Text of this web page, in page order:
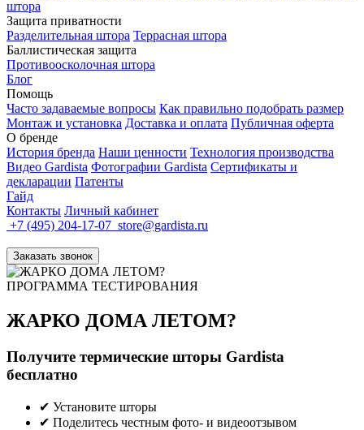
штора
Защита приватности
Разделительная штора Террасная штора
Баллистическая защита
Противоосколочная штора
Блог
Помощь
Часто задаваемые вопросы Как правильно подобрать размер
Монтаж и установка Доставка и оплата Публичная оферта
О бренде
История бренда Наши ценности Технология производства
Видео Gardista Фотографии Gardista Сертификаты и
декларации Патенты
Гайд
Контакты Личный кабинет
+7 (495) 204-17-07 store@gardista.ru
Заказать звонок
ПРОГРАММА ТЕСТИРОВАНИЯ
ЖАРКО ДОМА ЛЕТОМ?
Получите термические шторы Gardista
бесплатно
✔ Установите шторы
✔ Поделитесь честным фото- и видеоотзывом